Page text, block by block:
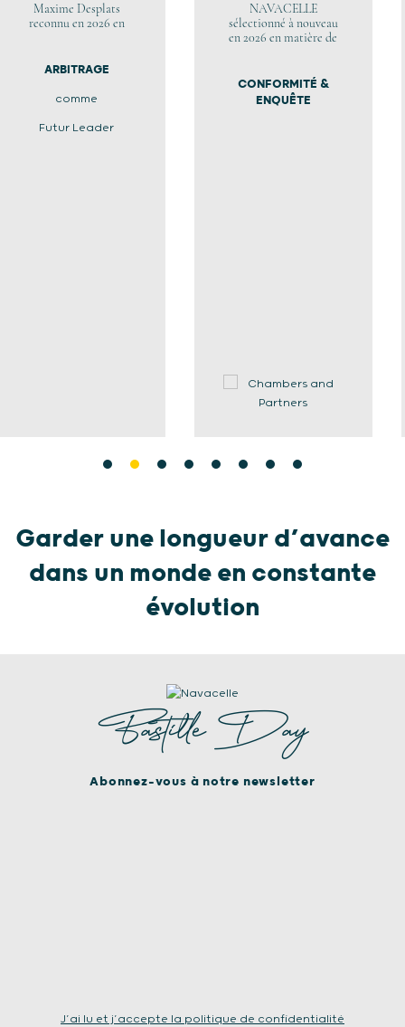
Maxime Desplats
reconnu en 2026 en
ARBITRAGE
comme
Futur Leader
NAVACELLE
sélectionné à nouveau
en 2026 en matière de
CONFORMITÉ &
ENQUÊTE
Garder une longueur d’avance
dans un monde en constante
évolution
Bastille Day
Abonnez-vous à notre newsletter
J’ai lu et j’accepte la politique de confidentialité